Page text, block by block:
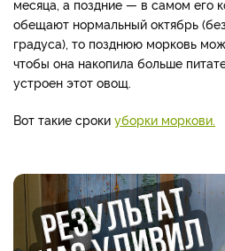
месяца, а поздние — в самом его
обещают нормальный октябрь
градуса), то позднюю морковь
чтобы она накопила больше
устроен этот овощ.
Вот такие сроки уборки моркови.